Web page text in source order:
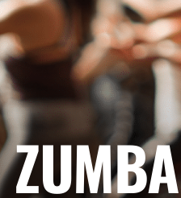
ZUMBA